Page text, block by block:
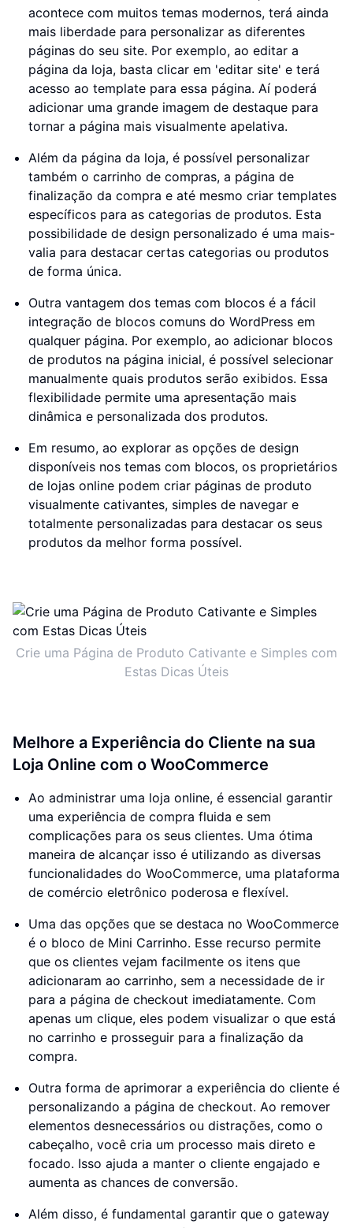
acontece com muitos temas modernos, terá ainda
mais liberdade para personalizar as diferentes
páginas do seu site. Por exemplo, ao editar a
página da loja, basta clicar em 'editar site' e terá
acesso ao template para essa página. Aí poderá
adicionar uma grande imagem de destaque para
tornar a página mais visualmente apelativa.
Além da página da loja, é possível personalizar
também o carrinho de compras, a página de
finalização da compra e até mesmo criar templates
específicos para as categorias de produtos. Esta
possibilidade de design personalizado é uma mais-
valia para destacar certas categorias ou produtos
de forma única.
Outra vantagem dos temas com blocos é a fácil
integração de blocos comuns do WordPress em
qualquer página. Por exemplo, ao adicionar blocos
de produtos na página inicial, é possível selecionar
manualmente quais produtos serão exibidos. Essa
flexibilidade permite uma apresentação mais
dinâmica e personalizada dos produtos.
Em resumo, ao explorar as opções de design
disponíveis nos temas com blocos, os proprietários
de lojas online podem criar páginas de produto
visualmente cativantes, simples de navegar e
totalmente personalizadas para destacar os seus
produtos da melhor forma possível.
Crie uma Página de Produto Cativante e Simples com
Estas Dicas Úteis
Melhore a Experiência do Cliente na sua
Loja Online com o WooCommerce
Ao administrar uma loja online, é essencial garantir
uma experiência de compra fluida e sem
complicações para os seus clientes. Uma ótima
maneira de alcançar isso é utilizando as diversas
funcionalidades do WooCommerce, uma plataforma
de comércio eletrônico poderosa e flexível.
Uma das opções que se destaca no WooCommerce
é o bloco de Mini Carrinho. Esse recurso permite
que os clientes vejam facilmente os itens que
adicionaram ao carrinho, sem a necessidade de ir
para a página de checkout imediatamente. Com
apenas um clique, eles podem visualizar o que está
no carrinho e prosseguir para a finalização da
compra.
Outra forma de aprimorar a experiência do cliente é
personalizando a página de checkout. Ao remover
elementos desnecessários ou distrações, como o
cabeçalho, você cria um processo mais direto e
focado. Isso ajuda a manter o cliente engajado e
aumenta as chances de conversão.
Além disso, é fundamental garantir que o gateway